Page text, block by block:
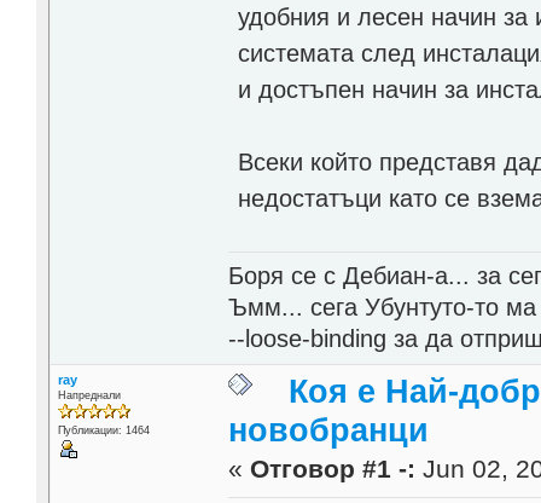
удобния и лесен начин за
системата след
и достъпен начин за
Всеки който представя
недостатъци като се
Боря се с Дебиан-а... за
Ъмм... сега Убунтуто-то
--loose-binding за да
ray
Напреднали
Публикации: 1464
Коя е Най-
новобранци
« Отговор #1 -: Jun 02,